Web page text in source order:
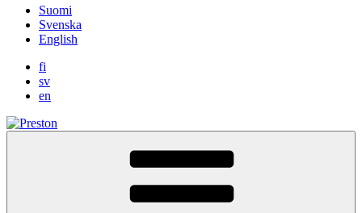
Suomi
Svenska
English
fi
sv
en